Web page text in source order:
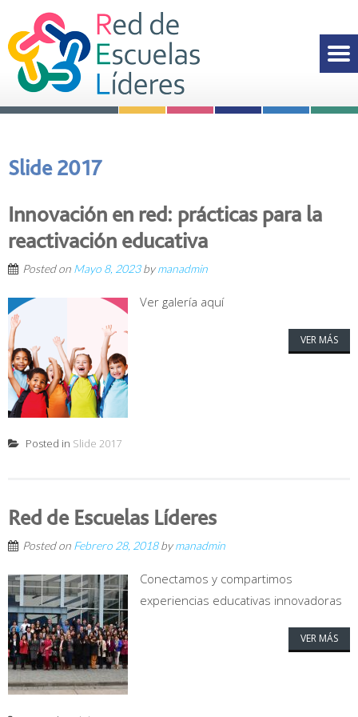
Slide 2017
Innovación en red: prácticas para la
reactivación educativa
Posted on Mayo 8, 2023bymanadmin
Ver galería aquí
VER MÁS
Posted in Slide 2017
Red de Escuelas Líderes
Posted on Febrero 28, 2018bymanadmin
Conectamos y compartimos
experiencias educativas innovadoras
VER MÁS